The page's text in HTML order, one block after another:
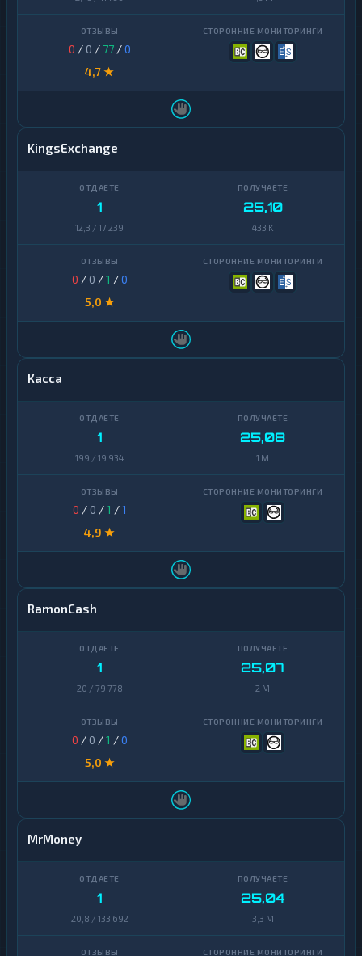
0 / 0 / 77/0
4,7 ★
KingsExchange
1
12,3 / 17 239
25,10
433 K
0 / 0 /1 /0
5,0 ★
Касса
1
199 / 19 934
25,08
1 M
0 / 0 /1 /1
4,9 ★
RamonCash
1
20 / 79 778
25,07
2 M
0 / 0 /1 /0
5,0 ★
MrMoney
1
20,8 / 133 692
25,04
3,3 M